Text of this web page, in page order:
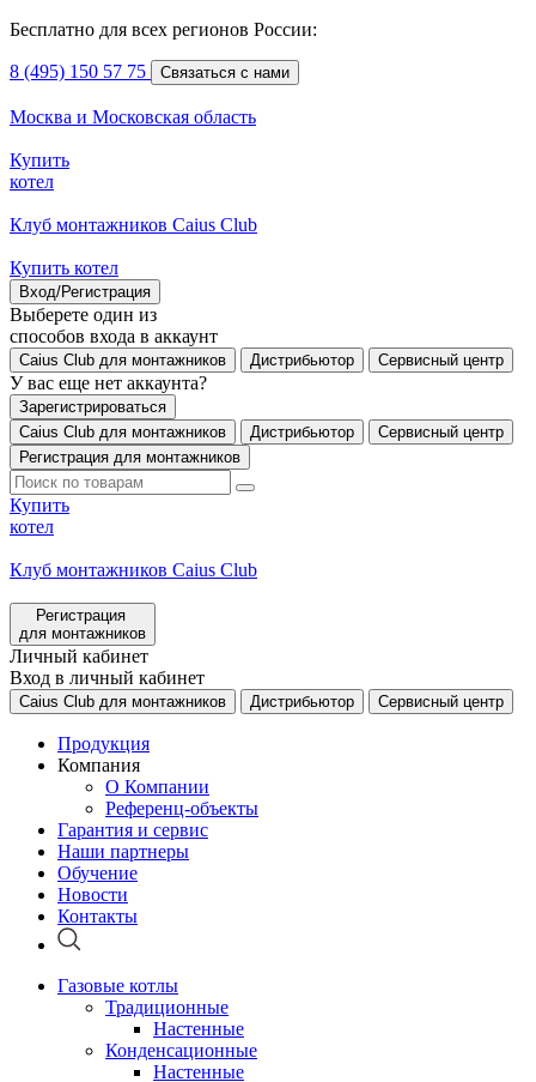
Бесплатно для всех регионов России:
8 (495) 150 57 75 Связаться с нами
Москва и Московская область
Купить
котел
Клуб монтажников Caius Club
Купить котел
Вход/Регистрация
Выберете один из
способов входа в аккаунт
Caius Club для монтажников Дистрибьютор Сервисный центр
У вас еще нет аккаунта?
Зарегистрироваться
Caius Club для монтажников
Дистрибьютор
Сервисный центр
Регистрация для монтажников
Купить
котел
Клуб монтажников Caius Club
Регистрация
для монтажников
Личный кабинет
Вход в личный кабинет
Caius Club для монтажников Дистрибьютор Сервисный центр
Продукция
Компания
О Компании
Референц-объекты
Гарантия и сервис
Наши партнеры
Обучение
Новости
Контакты
Газовые котлы
Традиционные
Настенные
Конденсационные
Настенные